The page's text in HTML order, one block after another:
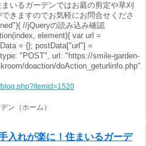
いるガーデンではお庭の剪定や草刈
きますのでお気軽にお問合せくださ
//jQueryの読み込み確認
element){ var url =
= {}; postData["url"] =
"POST", url: "https://smile-garden-
doaction/doAction_geturlinfo.php",
ン（ホーム）
入れが楽に！住まいるガーデ